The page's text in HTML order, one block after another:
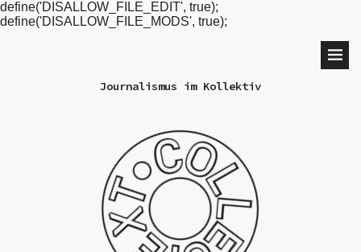
define('DISALLOW_FILE_EDIT', true);
define('DISALLOW_FILE_MODS', true);
Journalismus im Kollektiv